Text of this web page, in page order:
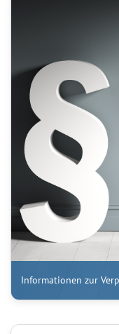
Informationen zur